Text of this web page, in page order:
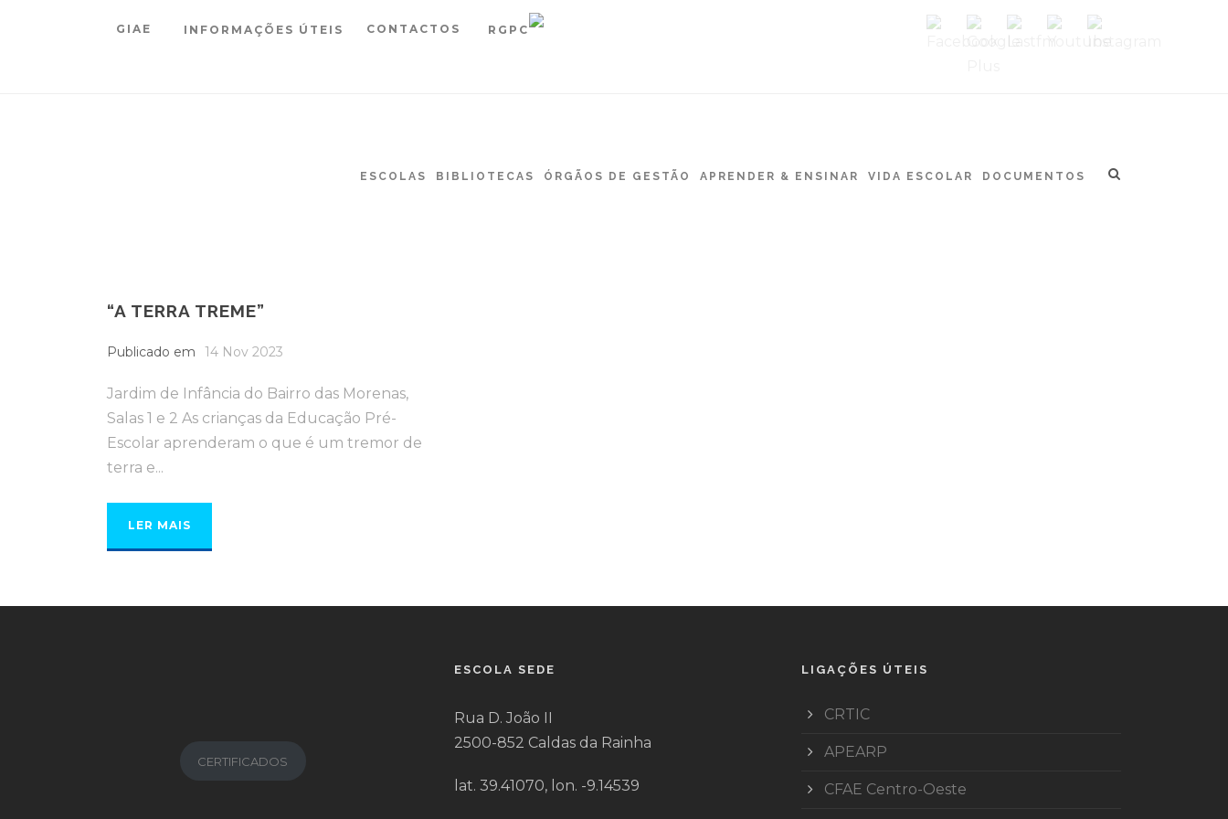
GIAE INFORMAÇÕES ÚTEIS CONTACTOS RGPC
ESCOLAS BIBLIOTECAS ÓRGÃOS DE GESTÃO APRENDER & ENSINAR VIDA ESCOLAR DOCUMENTOS
“A TERRA TREME”
Publicado em 14 Nov 2023
Jardim de Infância do Bairro das Morenas,
Salas 1 e 2 As crianças da Educação Pré-
Escolar aprenderam o que é um tremor de
terra e...
LER MAIS
CERTIFICADOS
ESCOLA SEDE
Rua D. João II
2500-852 Caldas da Rainha
lat. 39.41070, lon. -9.14539
LIGAÇÕES ÚTEIS
CRTIC
APEARP
CFAE Centro-Oeste